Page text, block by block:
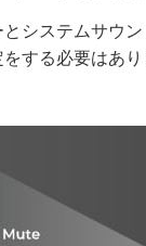
システムサウ
する必要はあり